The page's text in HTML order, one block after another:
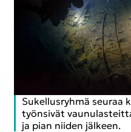
Su­kel­lus­ryh­mä seu­raa
työn­si­vät
ja pian nii­den jäl­keen.